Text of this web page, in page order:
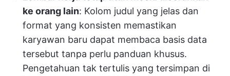
ke orang lain: Kolom judul yang jelas dan
format yang konsisten memastikan
karyawan baru dapat membaca basis data
tersebut tanpa perlu panduan khusus.
Pengetahuan tak tertulis yang tersimpan di